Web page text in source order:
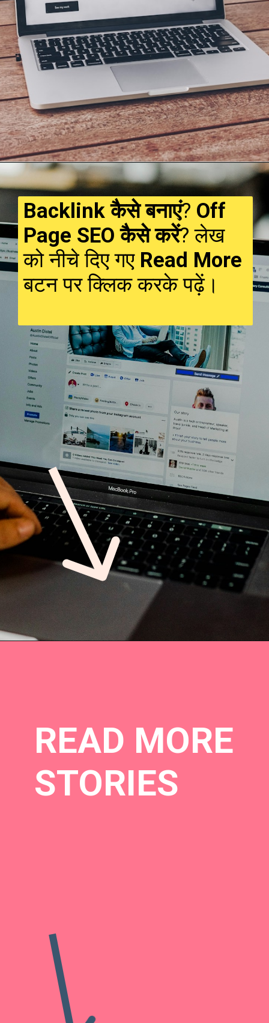
Backlink कैसे बनाएं? Off
Page SEO कैसे करें? लेख
को नीचे दिए गए Read More
बटन पर क्लिक करके पढ़ें।
READ MORE
STORIES